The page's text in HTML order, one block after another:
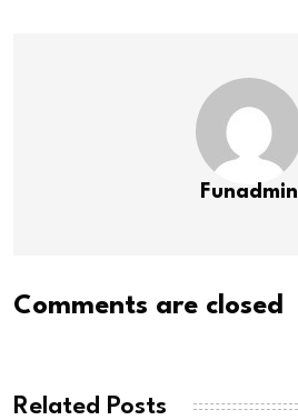
Funadmin
Comments are closed
Related Posts